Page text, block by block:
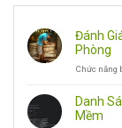
Đánh
Phòng
Chức năng
Danh
Mềm